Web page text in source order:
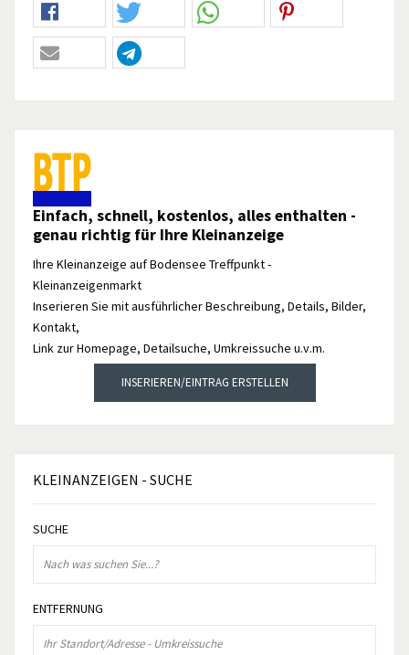
Einfach, schnell, kostenlos, alles enthalten -
genau richtig für Ihre Kleinanzeige
Ihre Kleinanzeige auf Bodensee Treffpunkt -
Kleinanzeigenmarkt
Inserieren Sie mit ausführlicher Beschreibung, Details, Bilder,
Kontakt,
Link zur Homepage, Detailsuche, Umkreissuche u.v.m.
INSERIEREN/EINTRAG ERSTELLEN
KLEINANZEIGEN - SUCHE
SUCHE
ENTFERNUNG